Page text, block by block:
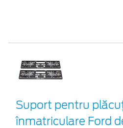
Suport pentru
înmatriculare Ford